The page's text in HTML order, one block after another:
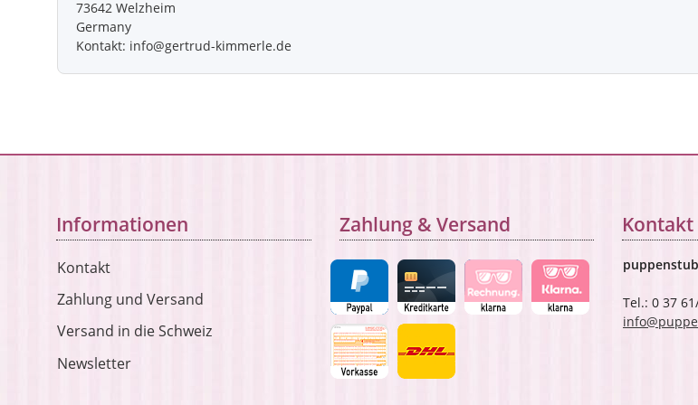
73642 Welzheim
Germany
Kontakt: info@gertrud-kimmerle.de
Informationen
Kontakt
Zahlung und Versand
Versand in die Schweiz
Newsletter
Zahlung & Versand Kontakt
Tel.: 0 37